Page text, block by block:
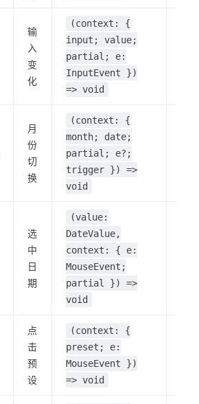
输
入
变
化
(context: {
input; value;
partial; e:
InputEvent })
=> void
月
份
切
换
(context: {
month; date;
partial; e?;
trigger }) =>
void
选
中
日
期
(value:
DateValue,
context: { e:
MouseEvent;
partial }) =>
void
点
击
预
设
(context: {
preset; e:
MouseEvent })
=> void